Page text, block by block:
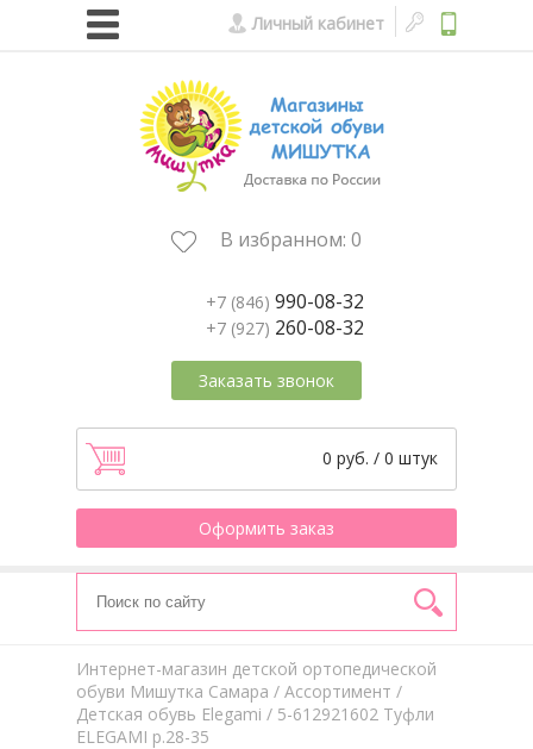
Личный кабинет
В избранном: 0
+7 (846) 990-08-32
+7 (927) 260-08-32
Заказать звонок
0 руб. / 0 штук
Оформить заказ
Интернет-магазин детской ортопедической
обуви Мишутка Самара / Aссортимент /
Детская обувь Elegami / 5-612921602 Туфли
ELEGAMI р.28-35